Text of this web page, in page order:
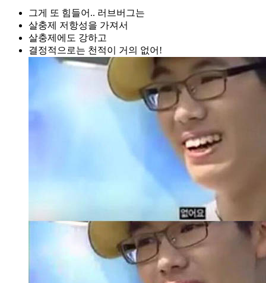
그게 또 힘들어.. 러브버그는
살충제 저항성을 가져서
살충제에도 강하고
결정적으로는 천적이 거의 없어!